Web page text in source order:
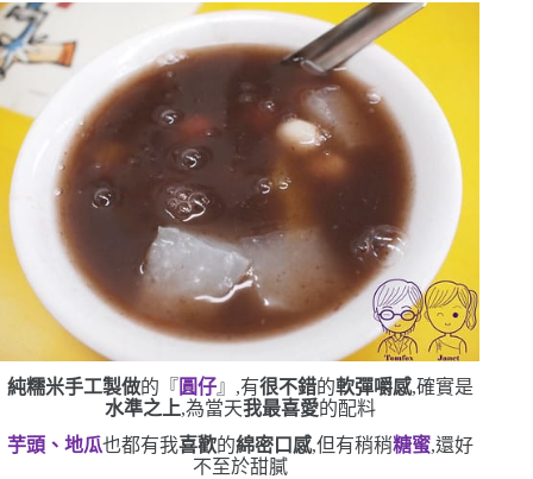
純糯米手工製做的『圓仔』,有很不錯的軟彈嚼感,確實是
水準之上,為當天我最喜愛的配料
芋頭、地瓜也都有我喜歡的綿密口感,但有稍稍糖蜜,還好
不至於甜膩